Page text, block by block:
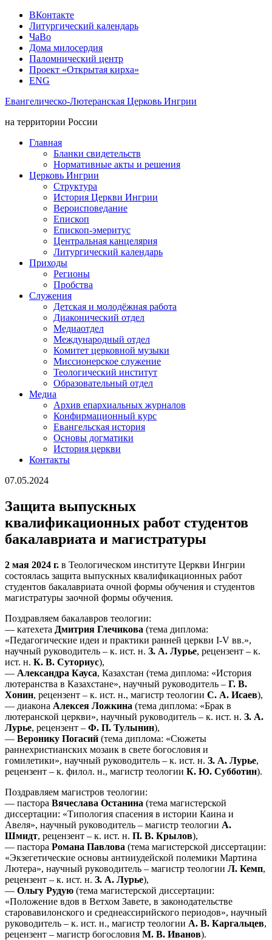
ВКонтакте
Литургический календарь
ЧаВо
Дома милосердия
Паломнический центр
Проект «Открытая кирха»
ENG
Евангелическо-Лютеранская Церковь Ингрии
на территории России
Главная
Бланки свидетельств
Нормативные акты и решения
Церковь Ингрии
Структура
История Церкви Ингрии
Вероисповедание
Епископ
Епископ-эмеритус
Центральная канцелярия
Литургический календарь
Приходы
Регионы
Пробства
Служения
Детская и молодёжная работа
Диаконический отдел
Медиаотдел
Международный отдел
Комитет церковной музыки
Миссионерское служение
Теологический институт
Образовательный отдел
Медиа
Архив епархиальных журналов
Конфирмационный курс
Евангельская история
Основы догматики
История церкви
Контакты
07.05.2024
Защита выпускных
квалификационных работ студентов
бакалавриата и магистратуры
2 мая 2024 г. в Теологическом институте Церкви Ингрии
состоялась защита выпускных квалификационных работ
студентов бакалавриата очной формы обучения и студентов
магистратуры заочной формы обучения.
Поздравляем бакалавров теологии:
— катехета Дмитрия Глечикова (тема диплома:
«Педагогические идеи и практики ранней церкви I-V вв.»,
научный руководитель – к. ист. н. З. А. Лурье, рецензент – к.
ист. н. К. В. Суториус),
— Александра Кауса, Казахстан (тема диплома: «История
лютеранства в Казахстане», научный руководитель – Г. В.
Хонин, рецензент – к. ист. н., магистр теологии С. А. Исаев),
— диакона Алексея Ложкина (тема диплома: «Брак в
лютеранской церкви», научный руководитель – к. ист. н. З. А.
Лурье, рецензент – Ф. П. Тулынин),
— Веронику Погасий (тема диплома: «Сюжеты
раннехристианских мозаик в свете богословия и
гомилетики», научный руководитель – к. ист. н. З. А. Лурье,
рецензент – к. филол. н., магистр теологии К. Ю. Субботин).
Поздравляем магистров теологии:
— пастора Вячеслава Останина (тема магистерской
диссертации: «Типология спасения в истории Каина и
Авеля», научный руководитель – магистр теологии А.
Шмидт, рецензент – к. ист. н. П. В. Крылов),
— пастора Романа Павлова (тема магистерской диссертации:
«Экзегетические основы антииудейской полемики Мартина
Лютера», научный руководитель – магистр теологии Л. Кемп,
рецензент – к. ист. н. З. А. Лурье),
— Ольгу Рудую (тема магистерской диссертации:
«Положение вдов в Ветхом Завете, в законодательстве
старовавилонского и среднеассирийского периодов», научный
руководитель – к. ист. н., магистр теологии А. В. Каргальцев,
рецензент – магистр богословия М. В. Иванов).